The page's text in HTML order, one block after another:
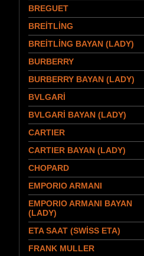
BREGUET
BREİTLİNG
BREİTLİNG BAYAN (LADY)
BURBERRY
BURBERRY BAYAN (LADY)
BVLGARİ
BVLGARİ BAYAN (LADY)
CARTIER
CARTIER BAYAN (LADY)
CHOPARD
EMPORIO ARMANI
EMPORIO ARMANI BAYAN
(LADY)
ETA SAAT (SWİSS ETA)
FRANK MULLER